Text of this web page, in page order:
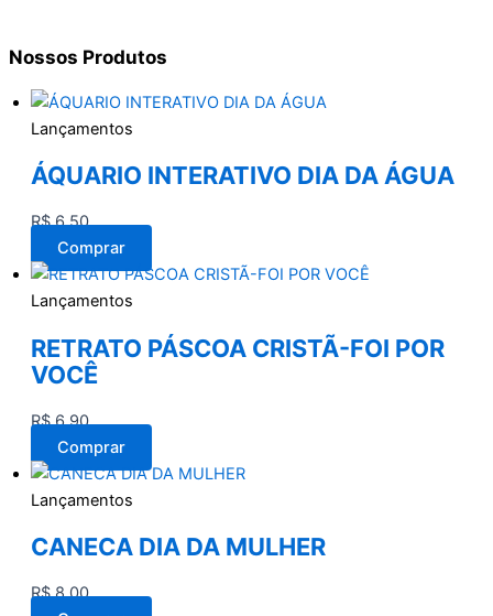
Nossos Produtos
Lançamentos
ÁQUARIO INTERATIVO DIA DA ÁGUA
R$6,50
Comprar
Lançamentos
RETRATO PÁSCOA CRISTÃ-FOI POR
VOCÊ
R$6,90
Comprar
Lançamentos
CANECA DIA DA MULHER
R$8,00